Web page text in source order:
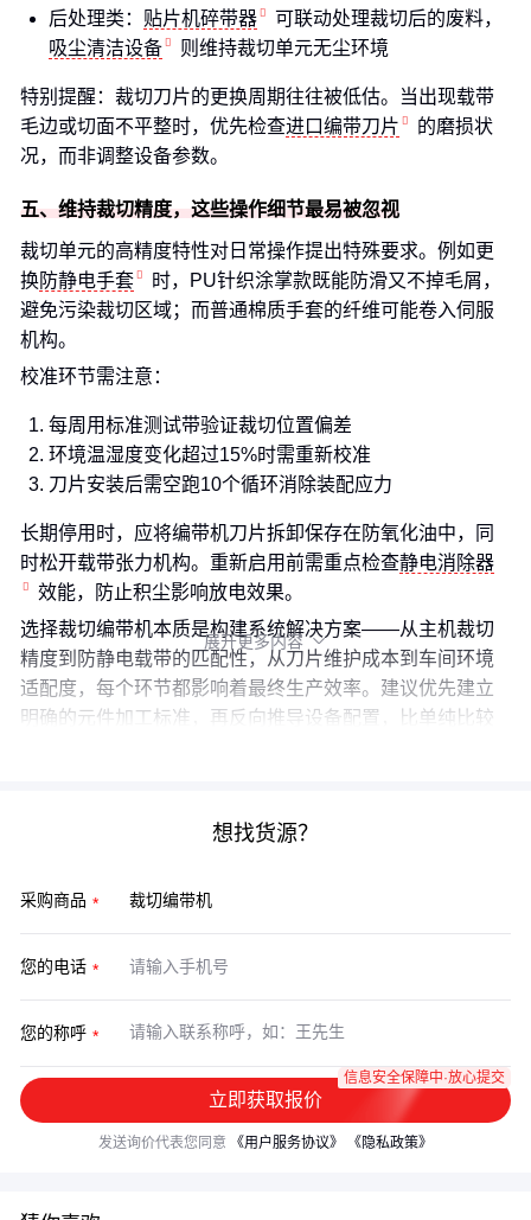
后处理类： 贴片机碎带器
可联动处理裁切后的废料，
吸尘清洁设备
则维持裁切单元无尘环境
特别提醒：裁切刀片的更换周期往往被低估。当出现载带
毛边或切面不平整时，优先检查进口编带刀片
的磨损状
况，而非调整设备参数。
五、维持裁切精度，这些操作细节最易被忽视
裁切单元的高精度特性对日常操作提出特殊要求。例如更
换防静电手套
时，PU针织涂掌款既能防滑又不掉毛屑，
避免污染裁切区域；而普通棉质手套的纤维可能卷入伺服
机构。
校准环节需注意：
每周用标准测试带验证裁切位置偏差
环境温湿度变化超过15%时需重新校准
刀片安装后需空跑10个循环消除装配应力
长期停用时，应将编带机刀片拆卸保存在防氧化油中，同
时松开载带张力机构。重新启用前需重点检查静电消除器
效能，防止积尘影响放电效果。
选择裁切编带机本质是构建系统解决方案——从主机裁切
精度到防静电载带的匹配性，从刀片维护成本到车间环境
适配度，每个环节都影响着最终生产效率。建议优先建立
明确的元件加工标准，再反向推导设备配置，比单纯比较
展开更多内容 
想找货源？
采购商品
您的电话
您的称呼
立即获取报价
信息安全保障中·放心提交
发送询价代表您同意 《用户服务协议》 《隐私政策》